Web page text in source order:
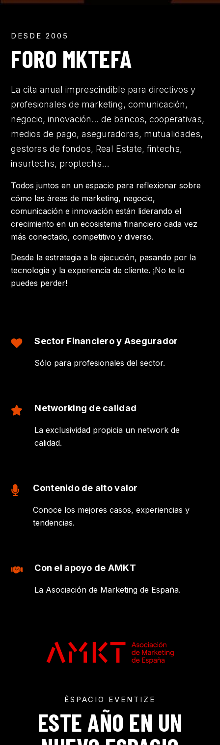
DESDE 2005
FORO MKTEFA
La cita anual imprescindible para directivos y
profesionales de marketing, comunicación,
negocio, innovación... de bancos, cooperativas,
medios de pago, aseguradoras, mutualidades,
gestoras de fondos, Real Estate, fintechs,
insurtechs, proptechs…
Todos juntos en un espacio para reflexionar sobre
cómo las áreas de marketing, negocio,
comunicación e innovación están liderando el
crecimiento en un ecosistema financiero cada vez
más conectado, competitivo y diverso.
Desde la estrategia a la ejecución, pasando por la
tecnología y la experiencia de cliente. ¡No te lo
puedes perder!
Sector Financiero y Asegurador
Sólo para profesionales del sector.
Networking de calidad
La exclusividad propicia un network de
calidad.
Contenido de alto valor
Conoce los mejores casos, experiencias y
tendencias.
Con el apoyo de AMKT
La Asociación de Marketing de España.
ÊSPACIO EVENTIZE
ESTE AÑO EN UN